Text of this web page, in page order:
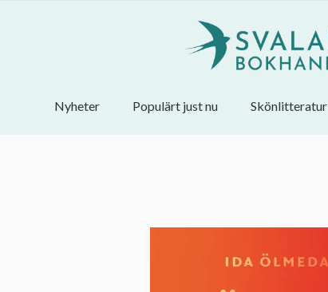
Nyheter Populärt just nu Skönlitteratur